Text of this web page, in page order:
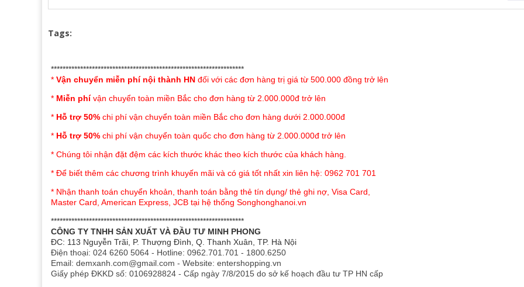
Kỹ thuật chần tạo độ phồng êm ái
mà không lo bị xẹp mất đi độ êm ban đầu.
- Trải căng trên mặt nệm,4 góc cột cố định bằng dây thun co dãn chắc chắn
cầu của khách hàng cũng như mọi không gian phòng ngủ
Màu sắc của Topper để các bạn lựa chọn:
Tags:
******************************************************************
* Vận chuyển miễn phí nội thành HN đối với các đơn hàng trị giá từ 500.000 đồng trở lên
* Miễn phívận chuyển toàn miền Bắc cho đơn hàng từ 2.000.000đ trở lên
* Hỗ trợ 50% chi phí vận chuyển toàn miền Bắc cho đơn hàng dưới 2.000.000đ
* Hỗ trợ 50% chi phí vận chuyển toàn quốc cho đơn hàng từ 2.000.000đ trở lên
* Chúng tôi nhận đặt đệm các kích thước khác theo kích thước của khách hàng.
* Để biết thêm các chương trình khuyến mãi và có giá tốt nhất xin liên hệ: 0962 701 701
* Nhận thanh toán chuyển khoản, thanh toán bằng thẻ tín dụng/ thẻ ghi nợ, Visa Card,
Master Card, American Express, JCB tại hệ thống Songhonghanoi.vn
******************************************************************
CÔNG TY TNHH SẢN XUẤT VÀ ĐẦU TƯ MINH PHONG
ĐC: 113 Nguyễn Trãi, P. Thượng Đình, Q. Thanh Xuân, TP. Hà Nội
Điện thoại: 024 6260 5064 - Hotline: 0962.701.701 - 1800.6250
Email: demxanh.com@gmail.com - Website: entershopping.vn
Giấy phép ĐKKD số: 0106928824 - Cấp ngày 7/8/2015 do sở kế hoạch đầu tư TP HN cấp